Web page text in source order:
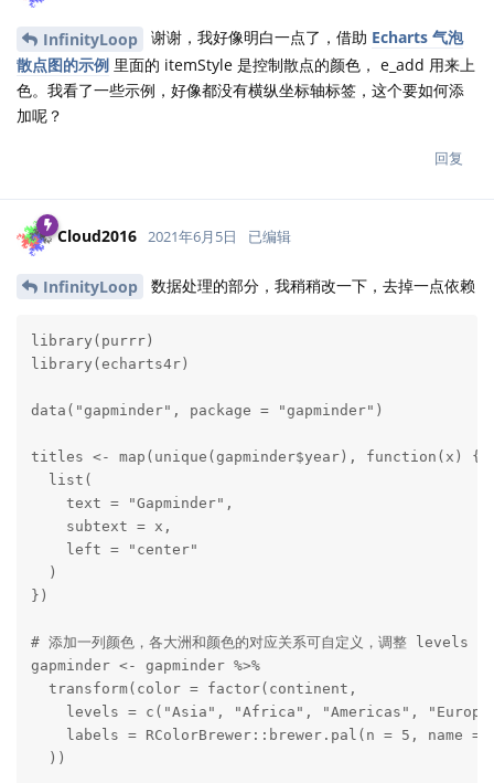
InfinityLoop 谢谢，我好像明白一点了，借助 Echarts 气泡
散点图的示例 里面的 itemStyle 是控制散点的颜色， e_add 用来上
色。我看了一些示例，好像都没有横纵坐标轴标签，这个要如何添
加呢？
回复
Cloud2016 2021年6月5日 已编辑
InfinityLoop 数据处理的部分，我稍稍改一下，去掉一点依赖
library(purrr)
library(echarts4r)
data("gapminder", package = "gapminder")
titles <- map(unique(gapminder$year), function(x) {
  list(
    text = "Gapminder",
    subtext = x,
    left = "center"
  )
})
# 添加一列颜色，各大洲和颜色的对应关系可自定义，调整
gapminder <- gapminder %>%
  transform(color = factor(continent,
levels = c("Asia", "Africa", "Americas",
labels = RColorBrewer::brewer.pal(n = 5, name =
  ))